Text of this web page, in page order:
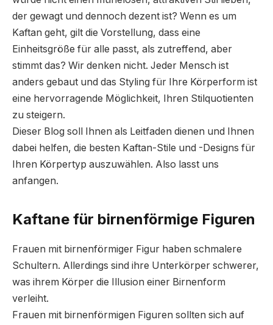
der gewagt und dennoch dezent ist? Wenn es um
Kaftan geht, gilt die Vorstellung, dass eine
Einheitsgröße für alle passt, als zutreffend, aber
stimmt das? Wir denken nicht. Jeder Mensch ist
anders gebaut und das Styling für Ihre Körperform ist
eine hervorragende Möglichkeit, Ihren Stilquotienten
zu steigern.
Dieser Blog soll Ihnen als Leitfaden dienen und Ihnen
dabei helfen, die besten Kaftan-Stile und -Designs für
Ihren Körpertyp auszuwählen. Also lasst uns
anfangen.
Kaftane für birnenförmige Figuren
Frauen mit birnenförmiger Figur haben schmalere
Schultern. Allerdings sind ihre Unterkörper schwerer,
was ihrem Körper die Illusion einer Birnenform
verleiht.
Frauen mit birnenförmigen Figuren sollten sich auf